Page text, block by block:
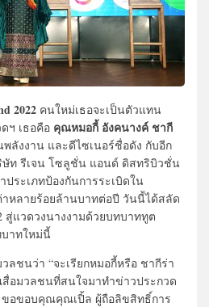
2022 คนใหม่เธอจะเป็นตัวแทน
ฯ เธอคือ คุณหมอกี้ อังคนางค์ ชากี
ลังงาน และดีไซเนอร์ชื่อดัง กับอีก
ษัท รีเจน โซลูชั่น แอนด์ ดิสทริบิวชั่น
ระเภทป้องกันการระเบิดใน
หลายร้อยล้านบาทต่อปี วันนี้ได้สลัด
แวดวงนางงามด้วยบทบาททูต
าทใหม่นี้
ลชนว่า “จะเรียกหมอกี้หรือ ชากีร่า
อมวลชนที่สนใจมาทำข่าวประกวด
ขอขอบคุณคุณเปิ้ล ผู้ถือลิขสิทธิ์การ